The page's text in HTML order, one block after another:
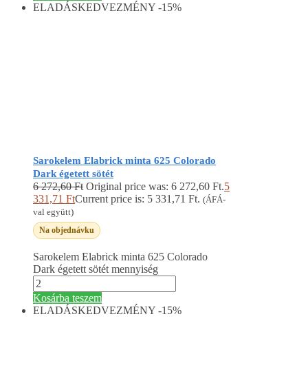
ELADÁSKEDVEZMÉNY -15%
Sarokelem Elabrick minta 625 Colorado
Dark égetett sötét
6 272,60Ft Original price was: 6 272,60 Ft.5
331,71 FtCurrent price is: 5 331,71 Ft. (ÁFÁ-
val együtt)
Na objednávku
Sarokelem Elabrick minta 625 Colorado
Dark égetett sötét mennyiség
Kosárba teszem
ELADÁSKEDVEZMÉNY -15%